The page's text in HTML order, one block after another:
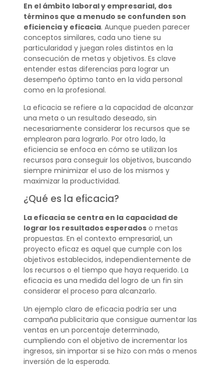
En el ámbito laboral y empresarial, dos
términos que a menudo se confunden son
eficiencia y eficacia. Aunque pueden parecer
conceptos similares, cada uno tiene su
particularidad y juegan roles distintos en la
consecución de metas y objetivos. Es clave
entender estas diferencias para lograr un
desempeño óptimo tanto en la vida personal
como en la profesional.
La eficacia se refiere a la capacidad de alcanzar
una meta o un resultado deseado, sin
necesariamente considerar los recursos que se
emplearon para lograrlo. Por otro lado, la
eficiencia se enfoca en cómo se utilizan los
recursos para conseguir los objetivos, buscando
siempre minimizar el uso de los mismos y
maximizar la productividad.
¿Qué es la eficacia?
La eficacia se centra en la capacidad de
lograr los resultados esperadoso metas
propuestas. En el contexto empresarial, un
proyecto eficaz es aquel que cumple con los
objetivos establecidos, independientemente de
los recursos o el tiempo que haya requerido. La
eficacia es una medida del logro de un fin sin
considerar el proceso para alcanzarlo.
Un ejemplo claro de eficacia podría ser una
campaña publicitaria que consigue aumentar las
ventas en un porcentaje determinado,
cumpliendo con el objetivo de incrementar los
ingresos, sin importar si se hizo con más o menos
inversión de la esperada.